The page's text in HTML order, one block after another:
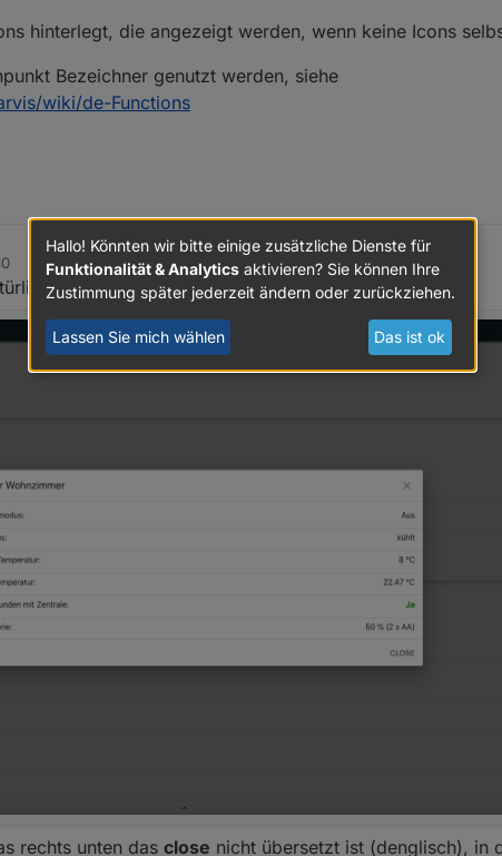
hinterlegt, die angezeigt werden, wenn keine Icons
Bezeichner genutzt werden, siehe
wiki/de-Functions
sofort nachgeholt :)
rechts unten das close nicht übersetzt ist (denglisch), in
Hallo! Könnten wir bitte einige zusätzliche Dienste für
Funktionalität & Analytics aktivieren? Sie können Ihre
Zustimmung später jederzeit ändern oder zurückziehen.
Lassen Sie mich wählen Das ist ok